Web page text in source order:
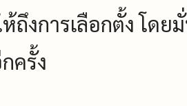
ห้ถึงการเลือกตั้ง โด
ครั้ง